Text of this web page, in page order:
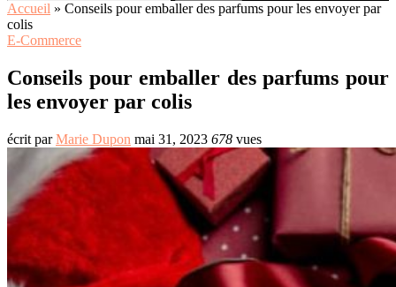
Accueil » Conseils pour emballer des parfums pour les envoyer par
colis
E-Commerce
Conseils pour emballer des parfums pour
les envoyer par colis
écrit parMarie Dupon mai 31, 2023 678 vues